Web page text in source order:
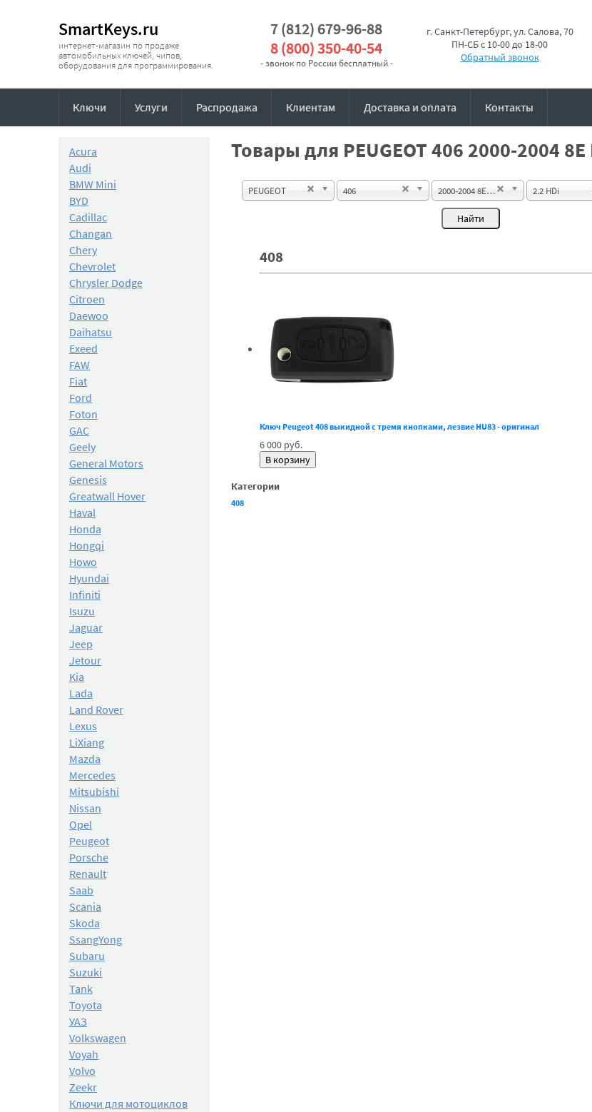
SmartKeys.ru
интернет-магазин по продаже
автомобильных ключей, чипов,
оборудования для программирования.
7 (812) 679-96-88
8 (800) 350-40-54
- звонок по России бесплатный -
г. Санкт-Петербург, ул. Салова, 70
ПН-СБ с 10-00 до 18-00
Обратный звонок
Ключи Услуги Распродажа Клиентам Доставка и оплата Контакты
Acura
Audi
BMW Mini
BYD
Cadillac
Changan
Chery
Chevrolet
Chrysler Dodge
Citroen
Daewoo
Daihatsu
Exeed
FAW
Fiat
Ford
Foton
GAC
Geely
General Motors
Genesis
Greatwall Hover
Haval
Honda
Hongqi
Howo
Hyundai
Infiniti
Isuzu
Jaguar
Jeep
Jetour
Kia
Lada
Land Rover
Lexus
LiXiang
Mazda
Mercedes
Mitsubishi
Nissan
Opel
Peugeot
Porsche
Renault
Saab
Scania
Skoda
SsangYong
Subaru
Suzuki
Tank
Toyota
УАЗ
Volkswagen
Voyah
Volvo
Zeekr
Ключи для мотоциклов
Товары для PEUGEOT 406 2000-2004
PEUGEOT 406 2000-2004 8E Break 2.2 HDi
408
Ключ Peugeot 408 выкидной с тремя кнопками, лезвие HU83 - оригинал
6 000 руб.
Категории
408